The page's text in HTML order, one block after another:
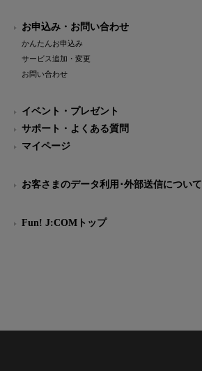
お申込み・お問い合わせ
かんたんお申込み
サービス追加・変更
お問い合わせ
イベント・プレゼント
サポート・よくある質問
マイページ
お客さまのデータ利用･外部送信について
Fun! J:COMトップ